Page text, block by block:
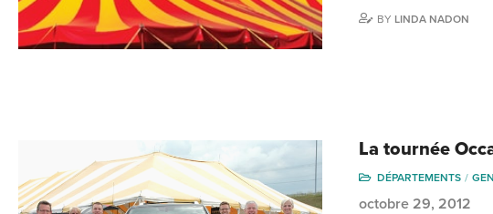
BY LINDA NADON
La tournée
DÉPARTEMENTS
octobre 29, 2012